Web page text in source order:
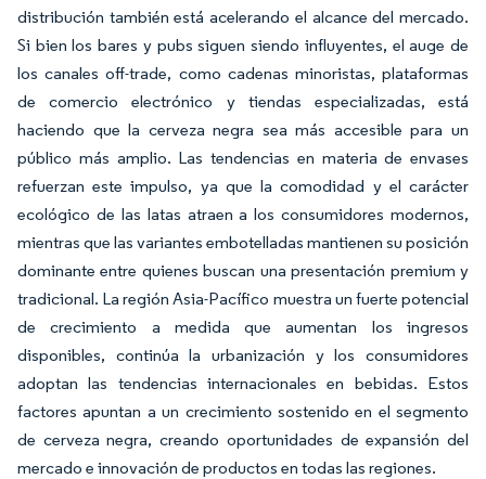
distribución también está acelerando el alcance del mercado.
Si bien los bares y pubs siguen siendo influyentes, el auge de
los canales off-trade, como cadenas minoristas, plataformas
de comercio electrónico y tiendas especializadas, está
haciendo que la cerveza negra sea más accesible para un
público más amplio. Las tendencias en materia de envases
refuerzan este impulso, ya que la comodidad y el carácter
ecológico de las latas atraen a los consumidores modernos,
mientras que las variantes embotelladas mantienen su posición
dominante entre quienes buscan una presentación premium y
tradicional. La región Asia-Pacífico muestra un fuerte potencial
de crecimiento a medida que aumentan los ingresos
disponibles, continúa la urbanización y los consumidores
adoptan las tendencias internacionales en bebidas. Estos
factores apuntan a un crecimiento sostenido en el segmento
de cerveza negra, creando oportunidades de expansión del
mercado e innovación de productos en todas las regiones.